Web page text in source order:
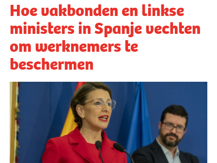
Hoe vakbonden en linkse
ministers in Spanje vechten
om werknemers te
beschermen